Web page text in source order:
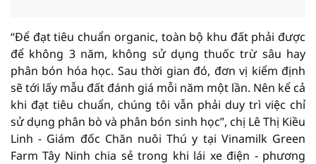
“Để đạt tiêu chuẩn organic, toàn bộ khu đất phải được
để không 3 năm, không sử dụng thuốc trừ sâu hay
phân bón hóa học. Sau thời gian đó, đơn vị kiểm định
sẽ tới lấy mẫu đất đánh giá mỗi năm một lần. Nên kể cả
khi đạt tiêu chuẩn, chúng tôi vẫn phải duy trì việc chỉ
sử dụng phân bò và phân bón sinh học”, chị Lê Thị Kiều
Linh - Giám đốc Chăn nuôi Thú y tại Vinamilk Green
Farm Tây Ninh chia sẻ trong khi lái xe điện - phương